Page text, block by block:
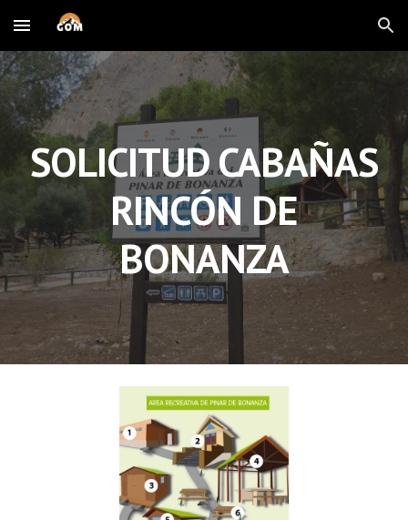
Skip to main content Skip to navigation
SOLICITUD CABAÑAS
RINCÓN DE
BONANZA